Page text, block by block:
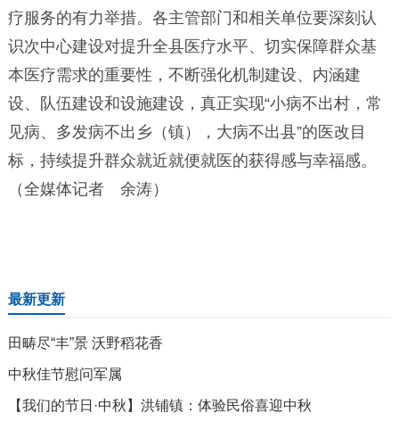
疗服务的有力举措。各主管部门和相关单位要深刻认
识次中心建设对提升全县医疗水平、切实保障群众基
本医疗需求的重要性，不断强化机制建设、内涵建
设、队伍建设和设施建设，真正实现“小病不出村，常
见病、多发病不出乡（镇），大病不出县”的医改目
标，持续提升群众就近就便就医的获得感与幸福感。
（全媒体记者 余涛）
最新更新
田畴尽“丰”景 沃野稻花香
中秋佳节慰问军属
【我们的节日·中秋】洪铺镇：体验民俗喜迎中秋